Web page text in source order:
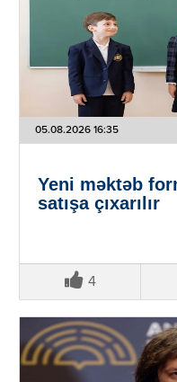
05.08.2026 16:35
Yeni məktəb
satışa çıxarılır
4